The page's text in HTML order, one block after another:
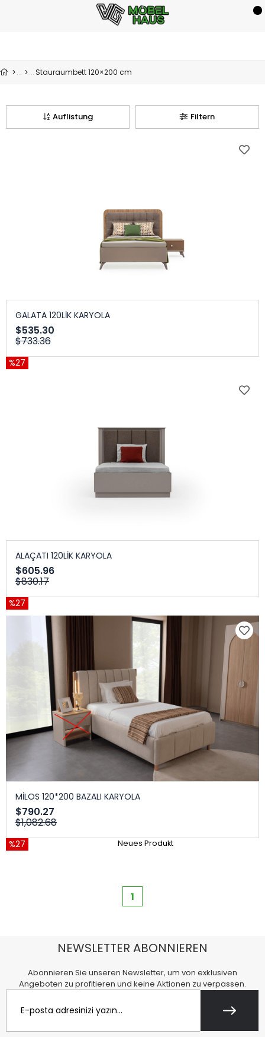
Stauraumbett 120×200 cm
Filtern
Auflistung
GALATA 120LİK KARYOLA
$535.30
$733.36
%27
ALAÇATI 120LİK KARYOLA
$605.96
$830.17
%27
MİLOS 120*200 BAZALI KARYOLA
$790.27
$1,082.68
%27 Neues Produkt
1
NEWSLETTER ABONNIEREN
Abonnieren Sie unseren Newsletter, um von exklusiven
Angeboten zu profitieren und keine Aktionen zu verpassen.